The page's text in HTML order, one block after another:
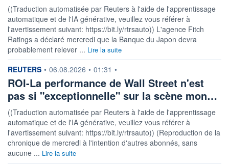
((Traduction automatisée par Reuters à l'aide de l'apprentissage
automatique et de l'IA générative, veuillez vous référer à
l'avertissement suivant: https://bit.ly/rtrsauto)) L'agence Fitch
Ratings a déclaré mercredi que la Banque du Japon devra
probablement relever ... Lire la suite
information fournie par
REUTERS • 06.08.2026 • 01:31 •
ROI-La performance de Wall Street n'est
pas si "exceptionnelle" sur la scène mon…
((Traduction automatisée par Reuters à l'aide de l'apprentissage
automatique et de l'IA générative, veuillez vous référer à
l'avertissement suivant: https://bit.ly/rtrsauto)) (Reproduction de la
chronique de mercredi à l'intention d'autres abonnés, sans
aucune ... Lire la suite